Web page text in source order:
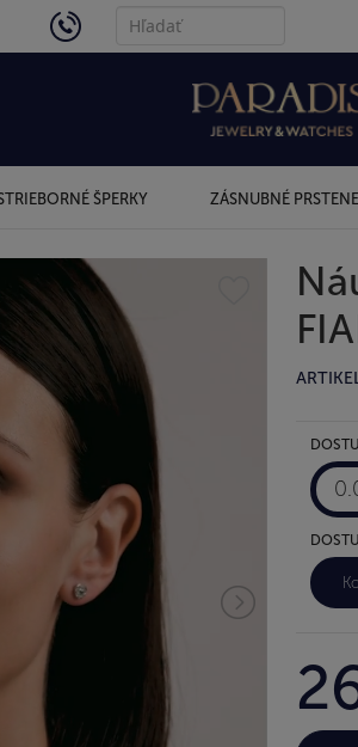
4434
ŠPERKY ZÁSNUBNÉ PRSTENE